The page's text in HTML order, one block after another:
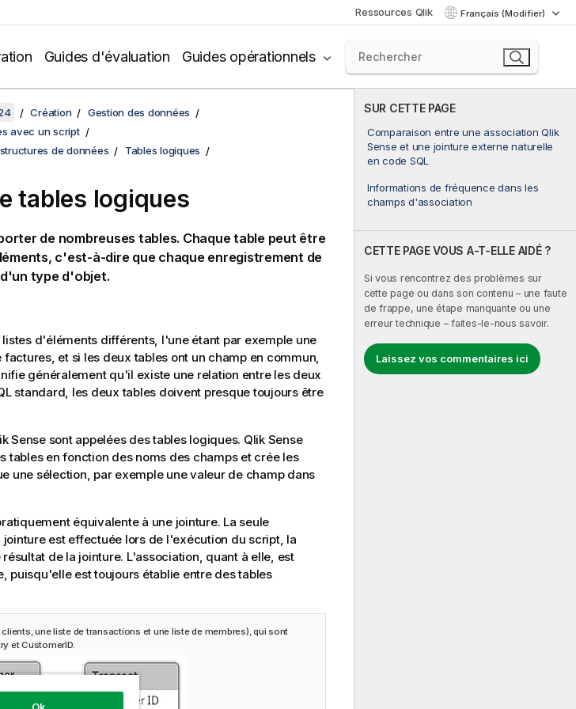
Ressources Qlik Français (Modifier)
Guides d'évaluation Guides opérationnels
SUR CETTE PAGE
Comparaison entre une association Qlik
Sense et une jointure externe naturelle
en code SQL
Informations de fréquence dans les
champs d'association
CETTE PAGE VOUS A-T-ELLE AIDÉ ?
Si vous rencontrez des problèmes sur
cette page ou dans son contenu – une faute
de frappe, une étape manquante ou une
erreur technique – faites-le-nous savoir.
Laissez vos commentaires ici
Création
Gestion des données
avec un script
de données
Tables logiques
tables logiques
de nombreuses tables. Chaque table peut être
c'est-à-dire que chaque enregistrement de
type d'objet.
d'éléments différents, l'une étant par exemple une
et si les deux tables ont un champ en commun,
généralement qu'il existe une relation entre les deux
standard, les deux tables doivent presque toujours être
Sensesont appelées des tables logiques. Qlik Sense
tables en fonction des noms des champs et crée les
une sélection, par exemple une valeur de champ dans
équivalente à une jointure. La seule
est effectuée lors de l'exécution du script, la
de la jointure. L'association, quant à elle, est
puisqu'elle est toujours établie entre des tables
une liste de transactions et une liste de membres), qui sont
etCustomerID.